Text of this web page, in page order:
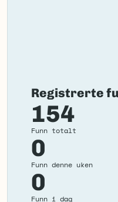
Registrerte
154
Funn totalt
0
Funn denne uken
0
Funn i dag